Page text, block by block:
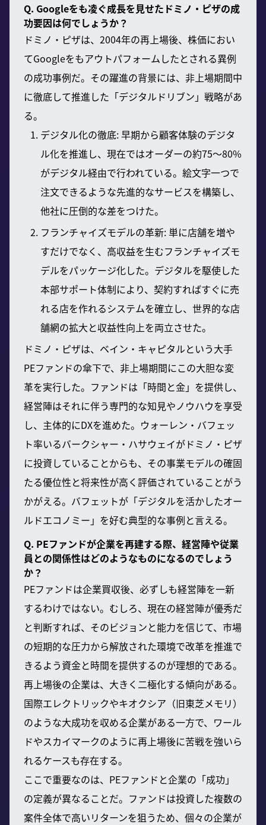
Q. Googleをも凌ぐ成長を見せたドミノ・ピザの成
功要因は何でしょうか？
ドミノ・ピザは、2004年の再上場後、株価におい
てGoogleをもアウトパフォームしたとされる異例
の成功事例だ。その躍進の背景には、非上場期間中
に徹底して推進した「デジタルドリブン」戦略があ
る。
デジタル化の徹底: 早期から顧客体験のデジタ
ル化を推進し、現在ではオーダーの約75～80%
がデジタル経由で行われている。絵文字一つで
注文できるような先進的なサービスを構築し、
他社に圧倒的な差をつけた。
フランチャイズモデルの革新: 単に店舗を増や
すだけでなく、高収益を生むフランチャイズモ
デルをパッケージ化した。デジタルを駆使した
本部サポート体制により、契約すればすぐに売
れる店を作れるシステムを確立し、世界的な店
舗網の拡大と収益性向上を両立させた。
ドミノ・ピザは、ベイン・キャピタルという大手
PEファンドの傘下で、非上場期間にこの大胆な変
革を実行した。ファンドは「時間と金」を提供し、
経営陣はそれに伴う専門的な知見やノウハウを享受
し、主体的にDXを進めた。ウォーレン・バフェッ
ト率いるバークシャー・ハサウェイがドミノ・ピザ
に投資していることからも、その事業モデルの確固
たる優位性と将来性が高く評価されていることがう
かがえる。バフェットが「デジタルを活かしたオー
ルドエコノミー」を好む典型的な事例と言える。
Q. PEファンドが企業を再建する際、経営陣や従業
員との関係性はどのようなものになるのでしょう
か？
PEファンドは企業買収後、必ずしも経営陣を一新
するわけではない。むしろ、現在の経営陣が優秀だ
と判断すれば、そのビジョンと能力を信じて、市場
の短期的な圧力から解放された環境で改革を推進で
きるよう資金と時間を提供するのが理想的である。
再上場後の企業は、大きく二極化する傾向がある。
国際エレクトリックやキオクシア（旧東芝メモリ）
のような大成功を収める企業がある一方で、ワール
ドやスカイマークのように再上場後に苦戦を強いら
れるケースも存在する。
ここで重要なのは、PEファンドと企業の「成功」
の定義が異なることだ。ファンドは投資した複数の
案件全体で高いリターンを狙うため、個々の企業が